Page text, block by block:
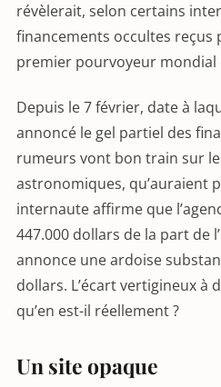
révèlerait, selon certains
financements occultes reçus
premier pourvoyeur mondial
Depuis le 7 février, date à
annoncé le gel partiel des
rumeurs vont bon train sur
astronomiques, qu’auraient
internaute affirme que
447.000 dollars de la part de
annonce une ardoise
dollars. L’écart vertigineux à
qu’en est-il réellement ?
Un site opaque